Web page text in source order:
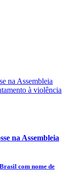
na Assembleia
com nome de